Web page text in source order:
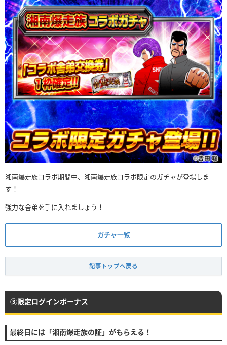
湘南爆走族コラボ期間中、湘南爆走族コラボ限定のガチャが登場しま
す！
強力な舎弟を手に入れましょう！
ガチャ一覧
記事トップへ戻る
③限定ログインボーナス
最終日には「湘南爆走族の証」がもらえる！